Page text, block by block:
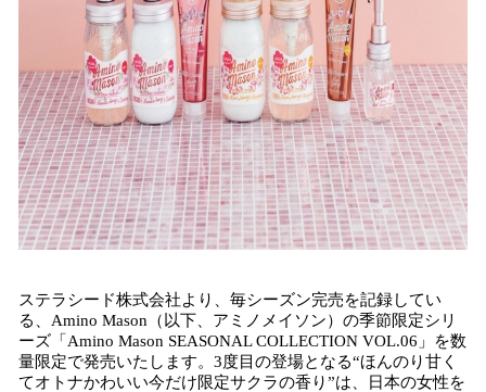
ステラシード株式会社より、毎シーズン完売を記録してい
る、Amino Mason（以下、アミノメイソン）の季節限定シリ
ーズ「Amino Mason SEASONAL COLLECTION VOL.06」を数
量限定で発売いたします。3度目の登場となる“ほんのり甘く
てオトナかわいい今だけ限定サクラの香り”は、日本の女性を